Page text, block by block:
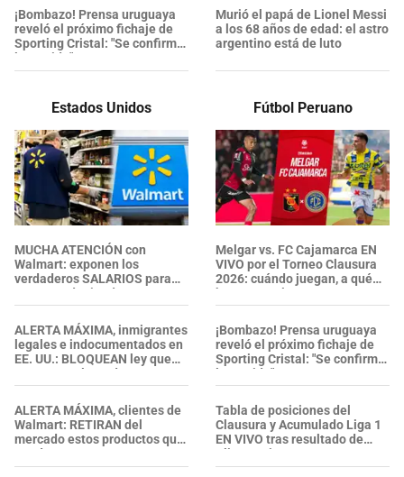
¡Bombazo! Prensa uruguaya
reveló el próximo fichaje de
Sporting Cristal: "Se confirma
la partida"
Murió el papá de Lionel Messi
a los 68 años de edad: el astro
argentino está de luto
Estados Unidos
MUCHA ATENCIÓN con
Walmart: exponen los
verdaderos SALARIOS para
gerentes de tienda,
farmacéuticos y más
ALERTA MÁXIMA, inmigrantes
legales e indocumentados en
EE. UU.: BLOQUEAN ley que
RECHAZA el uso de
mascarillas a agentes del ICE
ALERTA MÁXIMA, clientes de
Walmart: RETIRAN del
mercado estos productos que
puedes encontrar en tu
cocina, garajes y armarios
Fútbol Peruano
Melgar vs. FC Cajamarca EN
VIVO por el Torneo Clausura
2026: cuándo juegan, a qué
hora y canal
¡Bombazo! Prensa uruguaya
reveló el próximo fichaje de
Sporting Cristal: "Se confirma
la partida"
Tabla de posiciones del
Clausura y Acumulado Liga 1
EN VIVO tras resultado de
Alianza Lima y Boys